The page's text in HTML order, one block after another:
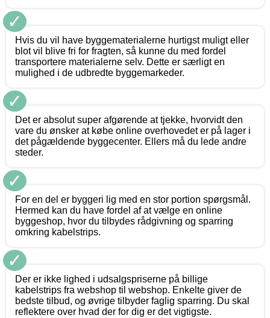
✓
Hvis du vil have byggematerialerne hurtigst muligt eller
blot vil blive fri for fragten, så kunne du med fordel
transportere materialerne selv. Dette er særligt en
mulighed i de udbredte byggemarkeder.
✓
Det er absolut super afgørende at tjekke, hvorvidt den
vare du ønsker at købe online overhovedet er på lager i
det pågældende byggecenter. Ellers må du lede andre
steder.
✓
For en del er byggeri lig med en stor portion spørgsmål.
Hermed kan du have fordel af at vælge en online
byggeshop, hvor du tilbydes rådgivning og sparring
omkring kabelstrips.
✓
Der er ikke lighed i udsalgspriserne på billige
kabelstrips fra webshop til webshop. Enkelte giver de
bedste tilbud, og øvrige tilbyder faglig sparring. Du skal
reflektere over hvad der for dig er det vigtigste.